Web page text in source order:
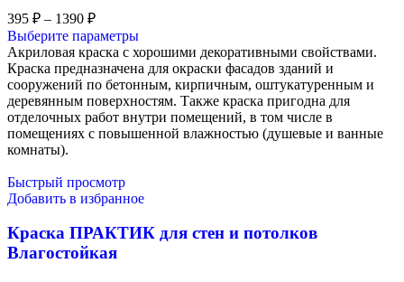
395 ₽ – 1390 ₽
Выберите параметры
Акриловая краска с хорошими декоративными свойствами.
Краска предназначена для окраски фасадов зданий и
сооружений по бетонным, кирпичным, оштукатуренным и
деревянным поверхностям. Также краска пригодна для
отделочных работ внутри помещений, в том числе в
помещениях с повышенной влажностью (душевые и ванные
комнаты).
Быстрый просмотр
Добавить в избранное
Краска ПРАКТИК для стен и потолков
Влагостойкая